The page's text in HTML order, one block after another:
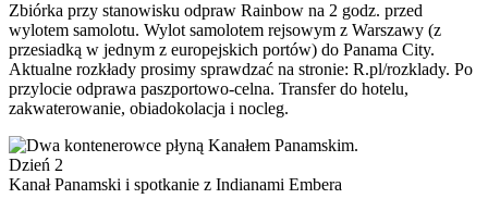
Zbiórka przy stanowisku odpraw Rainbow na 2 godz. przed
wylotem samolotu. Wylot samolotem rejsowym z Warszawy (z
przesiadką w jednym z europejskich portów) do Panama City.
Aktualne rozkłady prosimy sprawdzać na stronie: R.pl/rozklady. Po
przylocie odprawa paszportowo-celna. Transfer do hotelu,
zakwaterowanie, obiadokolacja i nocleg.
Dzień 2
Kanał Panamski i spotkanie z Indianami Embera